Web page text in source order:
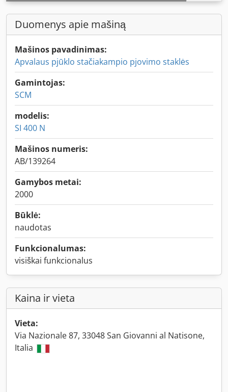
Duomenys apie mašiną
Mašinos pavadinimas:
Apvalaus pjūklo stačiakampio pjovimo staklės
Gamintojas:
SCM
modelis:
SI 400 N
Mašinos numeris:
AB/139264
Gamybos metai:
2000
Būklė:
naudotas
Funkcionalumas:
visiškai funkcionalus
Kaina ir vieta
Vieta:
Via Nazionale 87, 33048 San Giovanni al Natisone,
Italia